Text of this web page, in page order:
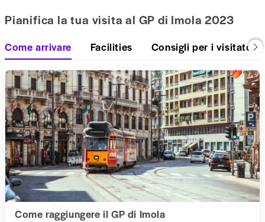
Pianifica la tua visita al GP di Imola 2023
Come arrivare Facilities Consigli per i visitatori
Come raggiungere il GP di Imola